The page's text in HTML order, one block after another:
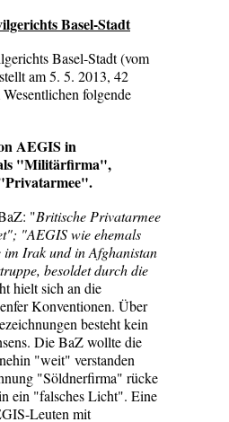
Basel-Stadt
Basel-Stadt (vom
am 5. 5. 2013, 42
folgende
AEGIS in
"Militärfirma",
"Britische Privatarmee
"AEGIS wie ehemals
im Irak und in Afghanistan
besoldet durch die
hielt sich an die
Konventionen. Über
besteht kein
Die BaZ wollte die
"weit" verstanden
"Söldnerfirma" rücke
ein "falsches Licht". Eine
Leuten mit